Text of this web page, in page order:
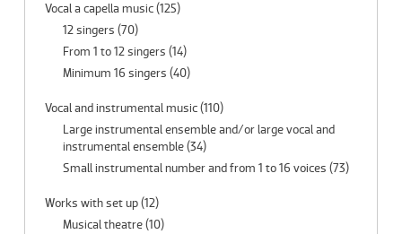
Vocal a capella music(125)
12 singers (70)
From 1 to 12 singers (14)
Minimum 16 singers (40)
Vocal and instrumental music(110)
Large instrumental ensemble and/or large vocal and
instrumental ensemble(34)
Small instrumental number and from 1 to 16 voices (73)
Works with set up(12)
Musical theatre(10)